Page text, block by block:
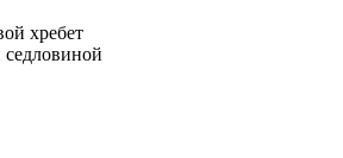
хребет